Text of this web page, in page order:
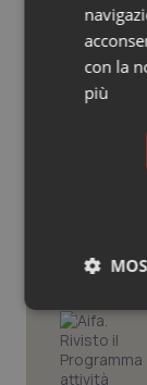
Salute
Sangue
Tumore
Tumori
Tumori
OsMed
con la
più